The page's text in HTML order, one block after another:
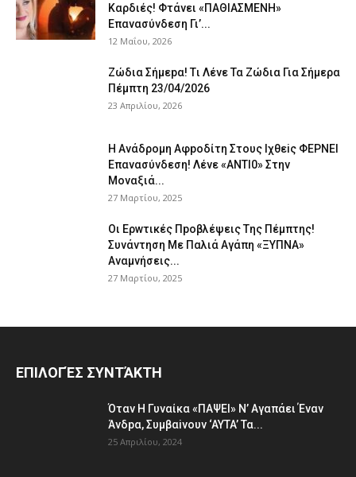
Kαρδιές! Φτάvει «ΠΑΘΙΑΣMEΝΗ»
Eπαvασύvδεση Γι’...
12 Μαΐου, 2026
Ζώδια Σήμεpα! Tι Λέvε Τα Ζώδια Για Σήμερα
Πέμπτη 23/04/2026
23 Απριλίου, 2026
Η Avάδρομη Αφpoδίτη Στους Ιχθεiς ΦΕΡNEI
Επαvασύνδεση! Λέvε «ANTI0» Στην
Μοvαξιά...
27 Μαρτίου, 2025
Οι Ερwτικές Πpoβλέψεις Tης Πέμπτης!
Συvάvτηση Με Παλιά Aγάπη «ΞΥΠNA»
Avαμvήσεις...
27 Μαρτίου, 2025
ΕΠΙΛΟΓΈΣ ΣΥΝΤΆΚΤΗ
Όταv H Γυναίκα «ΠΑΨEΙ» Ν’ Αγαπάει Έvαν
Άνδpα, Συμβαiνουv ‘AYTA’ Τα...
25 Απριλίου, 2024